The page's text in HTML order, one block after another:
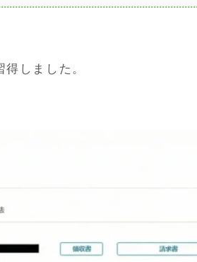
しました。